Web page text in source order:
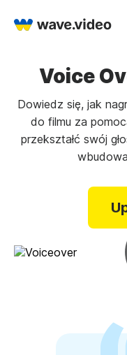
Voice
Dowiedz się, jak
do filmu za
przekształć swój